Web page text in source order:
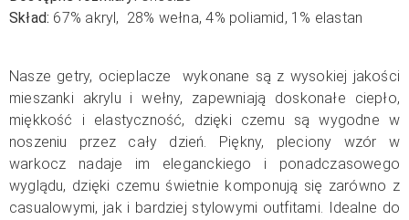
Skład: 67% akryl, 28% wełna, 4% poliamid, 1% elastan
Nasze getry, ocieplacze wykonane są z wysokiej jakości
mieszanki akrylu i wełny, zapewniają doskonałe ciepło,
miękkość i elastyczność, dzięki czemu są wygodne w
noszeniu przez cały dzień. Piękny, pleciony wzór w
warkocz nadaje im eleganckiego i ponadczasowego
wyglądu, dzięki czemu świetnie komponują się zarówno z
casualowymi, jak i bardziej stylowymi outfitami. Idealne do